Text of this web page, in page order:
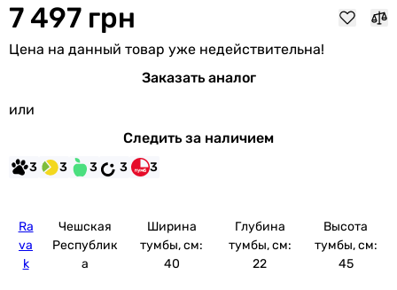
7 497 грн
Цена на данный товар уже недействительна!
Заказать аналог
или
Следить за наличием
3 3 3 3 3
Ra
va
k
Чешская
Республик
а
Ширина
тумбы, см:
40
Глубина
тумбы, см:
22
Высота
тумбы, см:
45